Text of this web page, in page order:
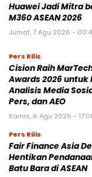
Huawei Jadi Mitra
M360 ASEAN 2026
Jumat, 7 Agu 2026 -
Pers Rilis
Cision Raih
Awards 2026
Analisis Media
Pers, dan AEO
Kamis, 6 Agu 2026 -
Pers Rilis
Fair Finance Asia
Hentikan
Batu Bara di ASEAN